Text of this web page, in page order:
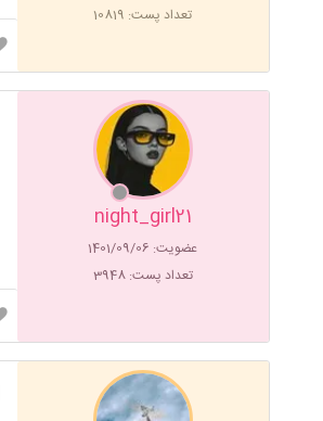
تعداد پست: 10819
night_girl21
عضویت: 1401/09/06
تعداد پست: 3948